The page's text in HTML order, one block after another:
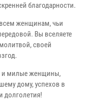
благодарности.
женщинам, чьи
Вы вселяете
своей
и милые женщины,
дому, успехов в
долголетия!